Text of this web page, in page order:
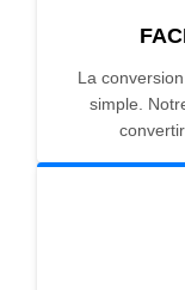
La
simple.